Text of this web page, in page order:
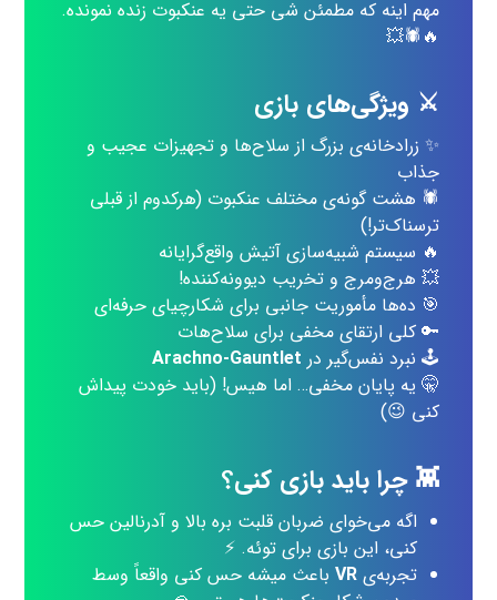
مهم اینه که مطمئن شی حتی یه عنکبوت زنده نمونده.
🔥🕷️💥
⚔️ ویژگی‌های بازی
✨ زرادخانه‌ی بزرگ از سلاح‌ها و تجهیزات عجیب و
جذاب
🕷️ هشت گونه‌ی مختلف عنکبوت (هرکدوم از قبلی
ترسناک‌تر!)
🔥 سیستم شبیه‌سازی آتیش واقع‌گرایانه
💥 هرج‌ومرج و تخریب دیوونه‌کننده!
🎯 ده‌ها مأموریت جانبی برای شکارچیای حرفه‌ای
🔑 کلی ارتقای مخفی برای سلاح‌هات
🕹️ نبرد نفس‌گیر در Arachno-Gauntlet
🤫 یه پایان مخفی… اما هیس! (باید خودت پیداش
کنی 😉)
👾 چرا باید بازی کنی؟
اگه می‌خوای ضربان قلبت بره بالا و آدرنالین حس
کنی، این بازی برای توئه. ⚡
تجربه‌یVR باعث میشه حس کنی واقعاً وسط